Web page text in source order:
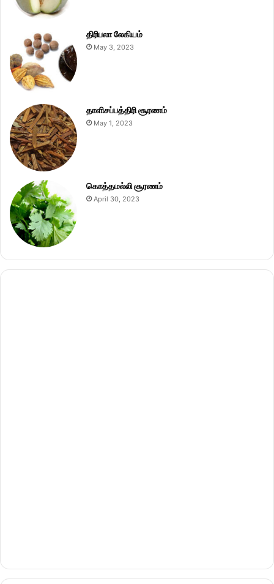
திரிபலா லேகியம்
May 3, 2023
தாளிசப்பத்திரி சூரணம்
May 1, 2023
கொத்தமல்லி சூரணம்
April 30, 2023